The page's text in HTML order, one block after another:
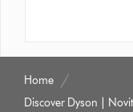
Home
Discover Dyson |